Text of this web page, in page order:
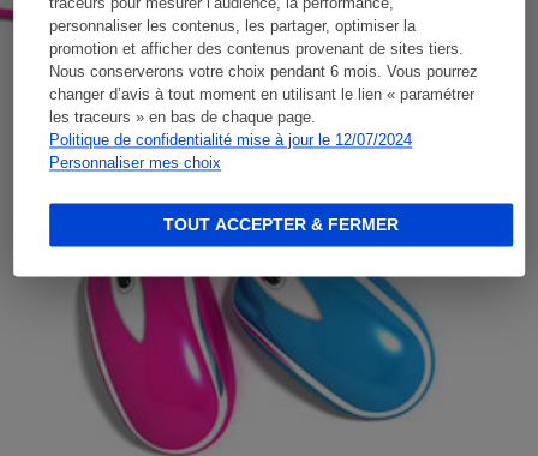
personnaliser les contenus, les partager, optimiser la
promotion et afficher des contenus provenant de sites tiers.
Nous conserverons votre choix pendant 6 mois. Vous pourrez
changer d’avis à tout moment en utilisant le lien « paramétrer
les traceurs » en bas de chaque page.
Politique de confidentialité mise à jour le 12/07/2024
Personnaliser mes choix
TOUT ACCEPTER & FERMER